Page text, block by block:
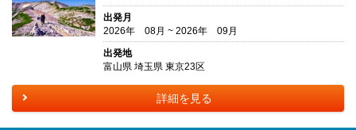
出発月
2026年 08月 ~ 2026年 09月
出発地
富山県 埼玉県 東京23区
詳細を見る